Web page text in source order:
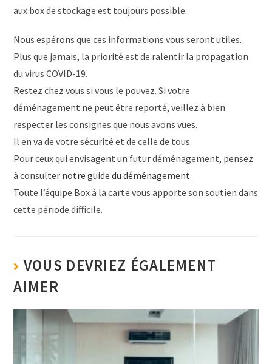
aux box de stockage est toujours possible.
Nous espérons que ces informations vous seront utiles.
Plus que jamais, la priorité est de ralentir la propagation
du virus COVID-19.
Restez chez vous si vous le pouvez. Si votre
déménagement ne peut être reporté, veillez à bien
respecter les consignes que nous avons vues.
Il en va de votre sécurité et de celle de tous.
Pour ceux qui envisagent un futur déménagement, pensez
à consulter notre guide du déménagement.
Toute l’équipe Box à la carte vous apporte son soutien dans
cette période difficile.
VOUS DEVRIEZ ÉGALEMENT
AIMER